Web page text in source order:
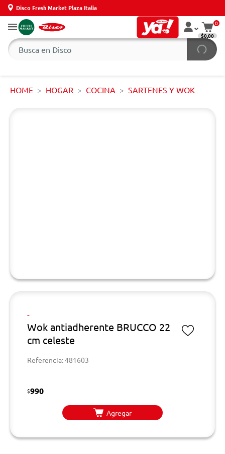
Disco Fresh Market Plaza Italia
0
$0,00
HOME HOGAR COCINA SARTENES Y WOK
-
Wok antiadherente BRUCCO 22
cm celeste
Referencia: 481603
$990
Agregar